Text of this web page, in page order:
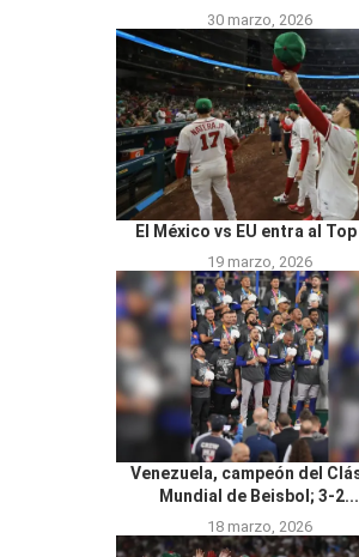
30 marzo, 2026
El México vs EU entra al Top
19 marzo, 2026
Venezuela, campeón del
Mundial de Beisbol; 3-2...
18 marzo, 2026